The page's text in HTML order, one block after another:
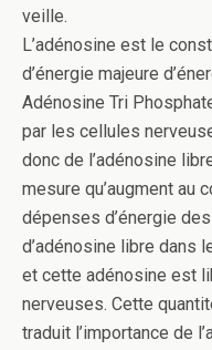
veille.
L’adénosine est le
d’énergie majeure
Adénosine Tri
par les cellules
donc de l’adénosine
mesure qu’augment au
dépenses d’énergie
d’adénosine libre dans
et cette adénosine est
nerveuses. Cette
traduit l’importance de